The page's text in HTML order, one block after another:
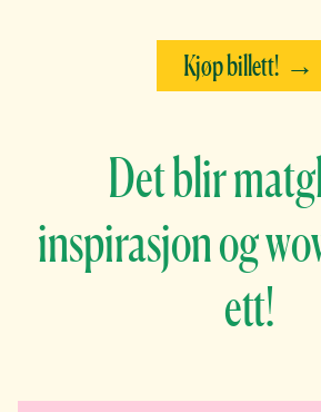
Kjøp billett!
Det blir
inspirasjon og
ett!